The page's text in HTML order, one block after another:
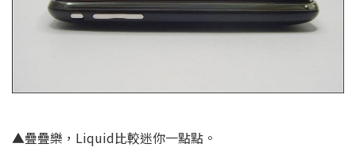
▲疊疊樂，Liquid比較迷你一點點。